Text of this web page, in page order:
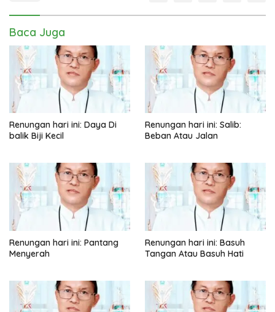
Baca Juga
Renungan hari ini: Daya Di
balik Biji Kecil
Renungan hari ini: Salib:
Beban Atau Jalan
Renungan hari ini: Pantang
Menyerah
Renungan hari ini: Basuh
Tangan Atau Basuh Hati